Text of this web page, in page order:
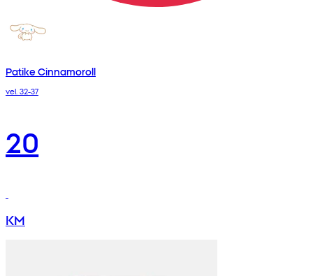
Patike Cinnamoroll
vel. 32-37
20
KM